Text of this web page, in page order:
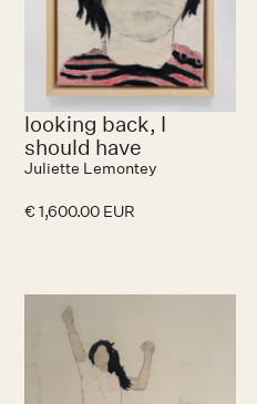
looking back, I
should have
Juliette Lemontey
€ 1,600.00 EUR